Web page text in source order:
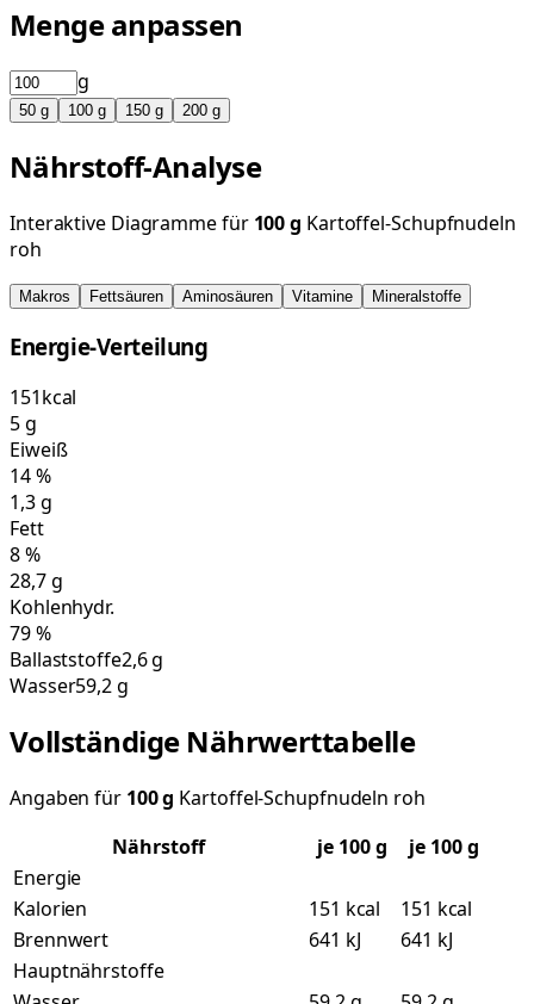
Menge anpassen
g
50 g 100 g 150 g 200 g
Nährstoff-Analyse
Interaktive Diagramme für 100g Kartoffel-Schupfnudeln
roh
Makros Fettsäuren Aminosäuren Vitamine Mineralstoffe
Energie-Verteilung
151kcal
5g
Eiweiß
14%
1,3g
Fett
8%
28,7g
Kohlenhydr.
79%
Ballaststoffe2,6 g
Wasser59,2 g
Vollständige Nährwerttabelle
Angaben für 100g Kartoffel-Schupfnudeln roh
Nährstoff
je 100g
je 100 g
Energie
Kalorien
151 kcal
151 kcal
Brennwert
641 kJ
641 kJ
Hauptnährstoffe